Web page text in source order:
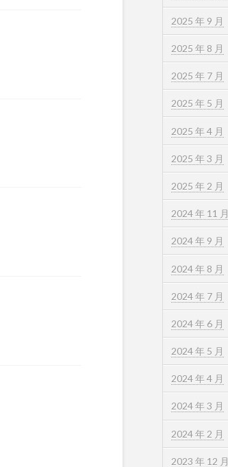
2025 年 9 月
2025 年 8 月
2025 年 7 月
2025 年 5 月
2025 年 4 月
2025 年 3 月
2025 年 2 月
2024 年 11 月
2024 年 9 月
2024 年 8 月
2024 年 7 月
2024 年 6 月
2024 年 5 月
2024 年 4 月
2024 年 3 月
2024 年 2 月
2023 年 12 月